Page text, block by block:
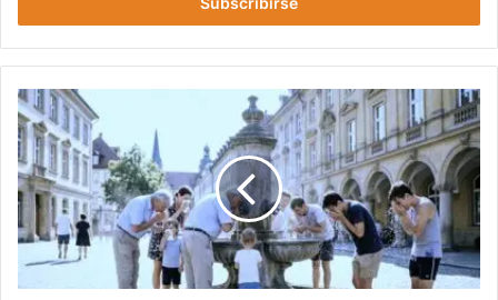
Alemania
en
Alerta
Roja:
Ola
Calor
Extremo
Cobra